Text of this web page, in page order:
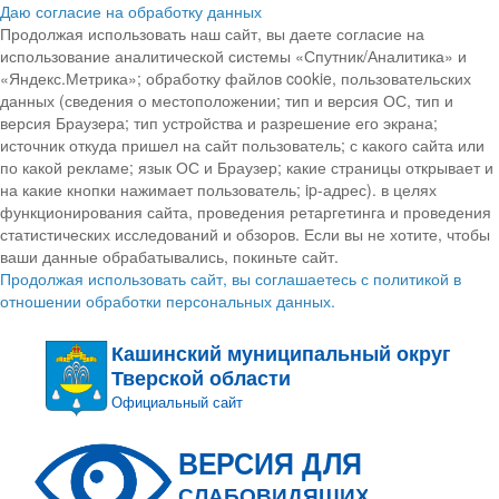
Даю согласие на обработку данных
Продолжая использовать наш сайт, вы даете согласие на
использование аналитической системы «Спутник/Аналитика» и
«Яндекс.Метрика»; обработку файлов cookie, пользовательских
данных (сведения о местоположении; тип и версия ОС, тип и
версия Браузера; тип устройства и разрешение его экрана;
источник откуда пришел на сайт пользователь; с какого сайта или
по какой рекламе; язык ОС и Браузер; какие страницы открывает и
на какие кнопки нажимает пользователь; ip-адрес). в целях
функционирования сайта, проведения ретаргетинга и проведения
статистических исследований и обзоров. Если вы не хотите, чтобы
ваши данные обрабатывались, покиньте сайт.
Продолжая использовать сайт, вы соглашаетесь с политикой в
отношении обработки персональных данных.